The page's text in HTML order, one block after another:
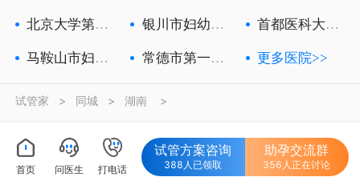
北京大学第三
银川市妇幼保
首都医科大学
马鞍山市妇幼
常德市第一人
更多医院>>
试管家 > 同城 > 湖南 >
首页 问医生 打电话
试管方案咨询
388人已领取
助孕交流群
356人正在讨论